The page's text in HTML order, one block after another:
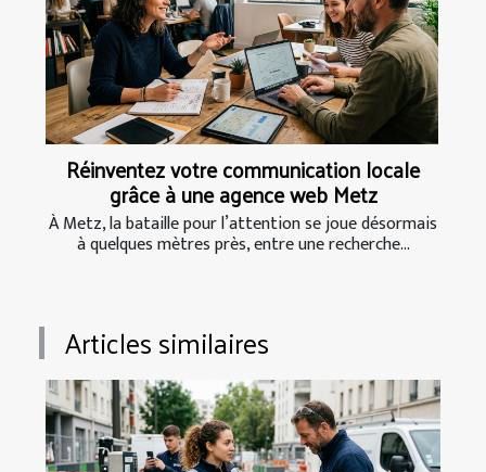
Réinventez votre communication locale
grâce à une agence web Metz
À Metz, la bataille pour l’attention se joue désormais
à quelques mètres près, entre une recherche...
Articles similaires